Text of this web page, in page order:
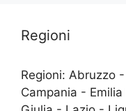
Regioni
Regioni: Abruzzo
Campania -